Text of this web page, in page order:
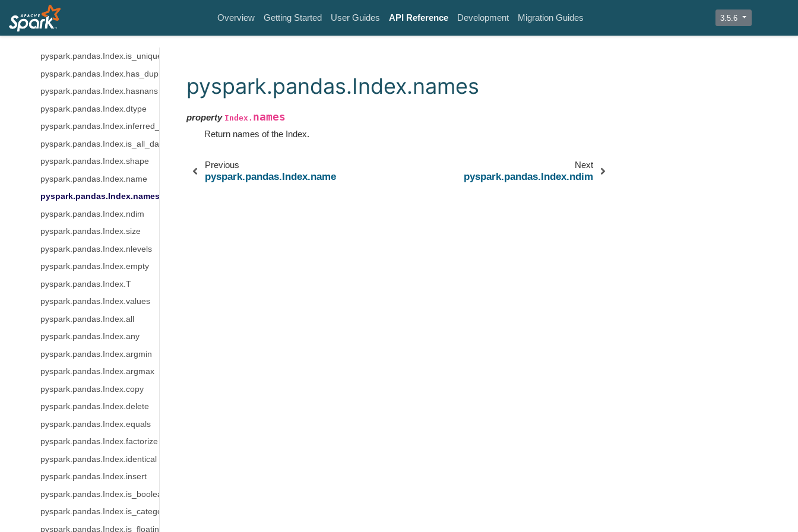
Overview Getting Started User Guides API Reference Development Migration Guides 3.5.6
pyspark.pandas.Index.is_monotonic
pyspark.pandas.Index.is_monotonic_increasing
pyspark.pandas.Index.is_monotonic_decreasing
pyspark.pandas.Index.is_unique
pyspark.pandas.Index.has_duplicates
pyspark.pandas.Index.hasnans
pyspark.pandas.Index.dtype
pyspark.pandas.Index.inferred_type
pyspark.pandas.Index.is_all_dates
pyspark.pandas.Index.shape
pyspark.pandas.Index.name
pyspark.pandas.Index.names
pyspark.pandas.Index.ndim
pyspark.pandas.Index.size
pyspark.pandas.Index.nlevels
pyspark.pandas.Index.empty
pyspark.pandas.Index.T
pyspark.pandas.Index.values
pyspark.pandas.Index.all
pyspark.pandas.Index.any
pyspark.pandas.Index.argmin
pyspark.pandas.Index.argmax
pyspark.pandas.Index.copy
pyspark.pandas.Index.delete
pyspark.pandas.Index.equals
pyspark.pandas.Index.factorize
pyspark.pandas.Index.identical
pyspark.pandas.Index.insert
pyspark.pandas.Index.is_boolean
pyspark.pandas.Index.is_categorical
pyspark.pandas.Index.is_floating
pyspark.pandas.Index.names
property Index. names
Return names of the Index.
Previous
pyspark.pandas.Index.name
Next
pyspark.pandas.Index.ndim